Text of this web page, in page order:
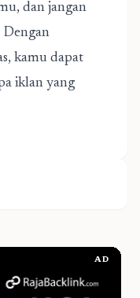
dan jangan
kamu dapat
iklan yang
AD